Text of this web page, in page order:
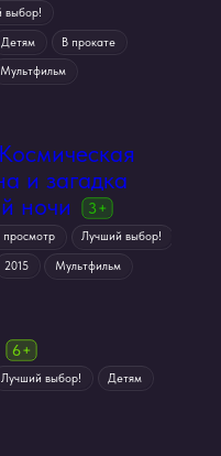
выбор!
детям
в прокате
мультфильм
и загадка
ночи
просмотр
лучший выбор!
2015 мультфильм
лучший выбор!
детям